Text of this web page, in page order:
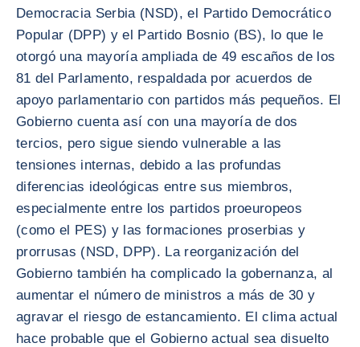
Democracia Serbia (NSD), el Partido Democrático
Popular (DPP) y el Partido Bosnio (BS), lo que le
otorgó una mayoría ampliada de 49 escaños de los
81 del Parlamento, respaldada por acuerdos de
apoyo parlamentario con partidos más pequeños. El
Gobierno cuenta así con una mayoría de dos
tercios, pero sigue siendo vulnerable a las
tensiones internas, debido a las profundas
diferencias ideológicas entre sus miembros,
especialmente entre los partidos proeuropeos
(como el PES) y las formaciones proserbias y
prorrusas (NSD, DPP). La reorganización del
Gobierno también ha complicado la gobernanza, al
aumentar el número de ministros a más de 30 y
agravar el riesgo de estancamiento. El clima actual
hace probable que el Gobierno actual sea disuelto